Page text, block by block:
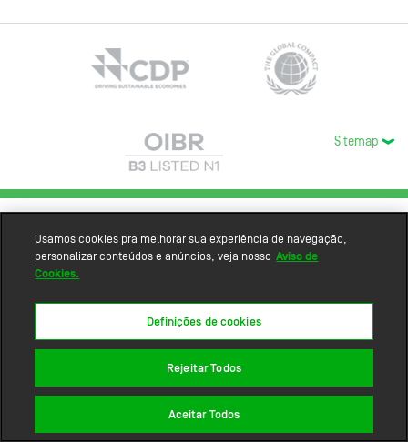
Sitemap
Usamos cookies pra melhorar sua experiência de navegação,
personalizar conteúdos e anúncios, veja nosso Aviso de
Cookies.
Definições de cookies
Rejeitar Todos
Aceitar Todos